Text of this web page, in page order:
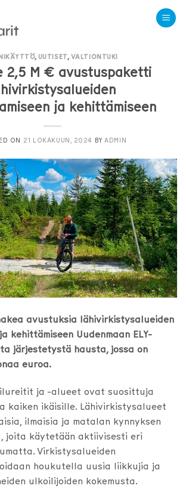
, UUTISET,VALTIONTUKI
2,5 M € avustuspaketti
ja kehittämiseen
ON 21 LOKAKUUN, 2024 BYADMIN
avustuksia lähivirkistysalueiden
kehittämiseen Uudenmaan ELY-
järjestetystä hausta, jossa on
euroa.
ja -alueet ovat suosittuja
kaiken ikäisille. Lähivirkistysalueet
ilmaisia ja matalan kynnyksen
joita käytetään aktiivisesti eri
Virkistysalueiden
houkutella uusia liikkujia ja
ulkoilijoiden kokemusta.